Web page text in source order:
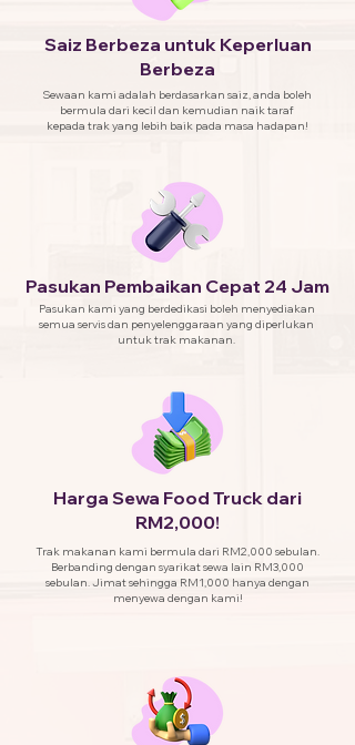
Saiz Berbeza untuk Keperluan
Berbeza
Sewaan kami adalah berdasarkan saiz, anda boleh
bermula dari kecil dan kemudian naik taraf
kepada trak yang lebih baik pada masa hadapan!
Pasukan Pembaikan Cepat 24 Jam
Pasukan kami yang berdedikasi boleh menyediakan
semua servis dan penyelenggaraan yang diperlukan
untuk trak makanan.
Harga Sewa Food Truck dari
RM2,000!
Trak makanan kami bermula dari RM2,000 sebulan.
Berbanding dengan syarikat sewa lain RM3,000
sebulan. Jimat sehingga RM1,000 hanya dengan
menyewa dengan kami!